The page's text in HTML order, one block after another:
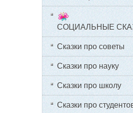
СОЦИАЛЬНЫЕ
Сказки про советы
Сказки про науку
Сказки про школу
Сказки про